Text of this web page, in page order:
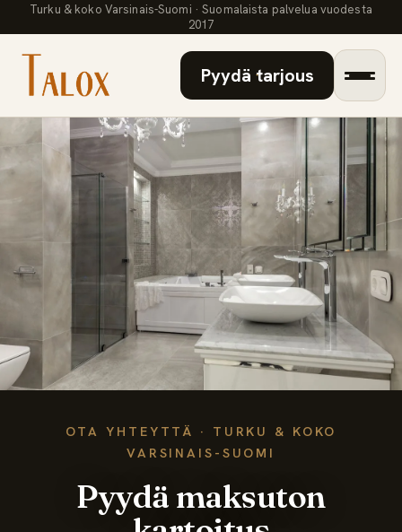
Turku & koko Varsinais-Suomi · Suomalaista palvelua vuodesta
2017
Palvelut▾
Referenssit
Artikkelit
Laskuri
Meistä
Ota yhteyttä
Pyydä tarjous
OTA YHTEYTTÄ · TURKU & KOKO
VARSINAIS-SUOMI
Pyydä maksuton